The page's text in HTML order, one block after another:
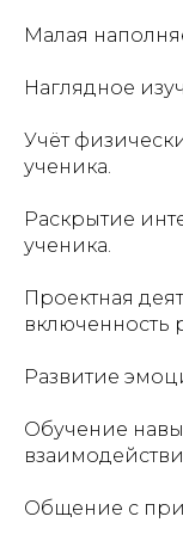
Малая
Наглядное
Учёт
ученика.
Раскрытие
ученика.
Проектная
включенность
Развитие
Обучение
Общение с